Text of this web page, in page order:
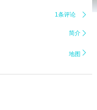
1条评论 
简介 
地图 